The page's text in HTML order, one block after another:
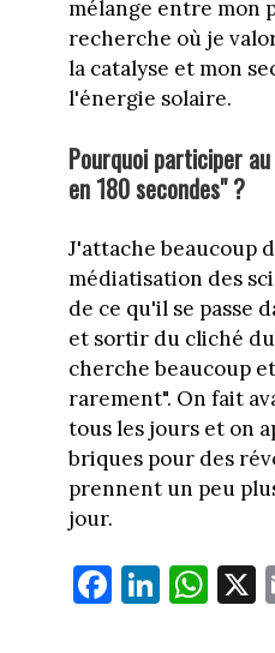
mélange entre mon
recherche où je
la catalyse et mon
l'énergie solaire.
Pourquoi participer
en 180 secondes" ?
J'attache beaucoup
médiatisation des
de ce qu'il se passe
et sortir du cliché
cherche beaucoup
rarement". On fait
tous les jours et on
briques pour des
prennent un peu
jour.
Fa
ce
Li
nk
W
ha
X